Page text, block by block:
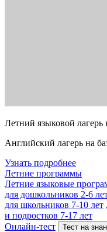
Летний языковой лагерь
Английский лагерь на
Узнать подробнее
Летние программы
Летние языковые
для дошкольников 2-6
для школьников 7-10 лет
и подростков 7-17 лет
Онлайн-тест
Тест на